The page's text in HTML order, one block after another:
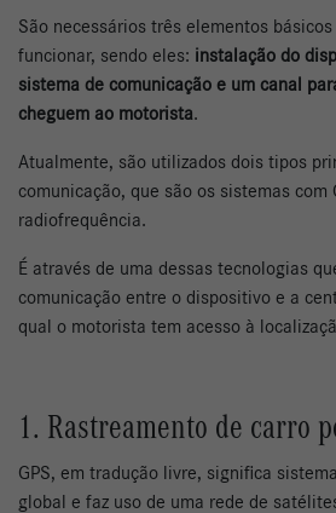
São necessários três elementos
funcionar, sendo eles: instalação do
sistema de comunicação e um canal
cheguem ao motorista.
Atualmente, são utilizados dois tipos
comunicação, que são os sistemas com
radiofrequência.
É através de uma dessas tecnologias
comunicação entre o dispositivo e a
qual o motorista tem acesso à
1. Rastreamento de carro
GPS, em tradução livre, significa
global e faz uso de uma rede de